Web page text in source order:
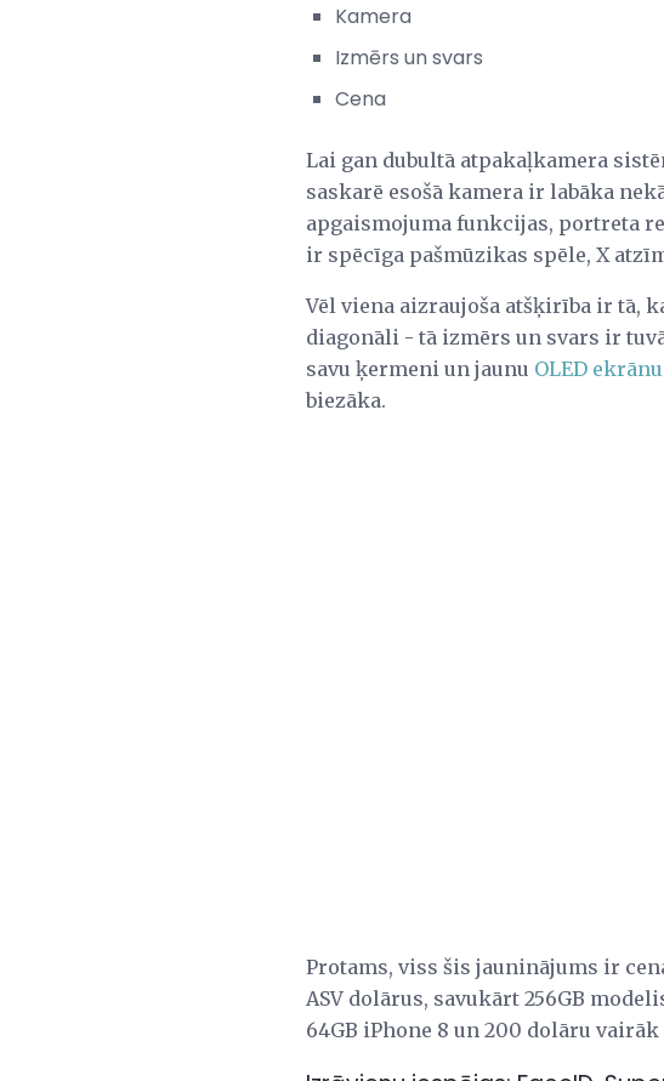
Kamera
Izmērs un svars
Cena
Lai gan dubultā atpakaļkamera
saskarē esošā kamera ir labāka
apgaismojuma funkcijas, portreta
ir spēcīga pašmūzikas spēle, X
Vēl viena aizraujoša atšķirība ir tā,
diagonāli - tā izmērs un svars ir
savu ķermeni un jaunu OLED ekrānu
biezāka.
Protams, viss šis jauninājums ir
ASV dolārus, savukārt 256GB
64GB iPhone 8 un 200 dolāru vairāk